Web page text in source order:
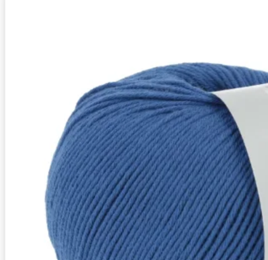
Zusammensetzung
100% Baumwolle (aus kontrolliert
Lauflänge
~180m / 50g
Nadelstärke
Ø 2,5-3 mm
Garnstärke
Sport
Maschenprobe
25 M x 34 R